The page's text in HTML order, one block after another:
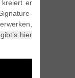
er
hier